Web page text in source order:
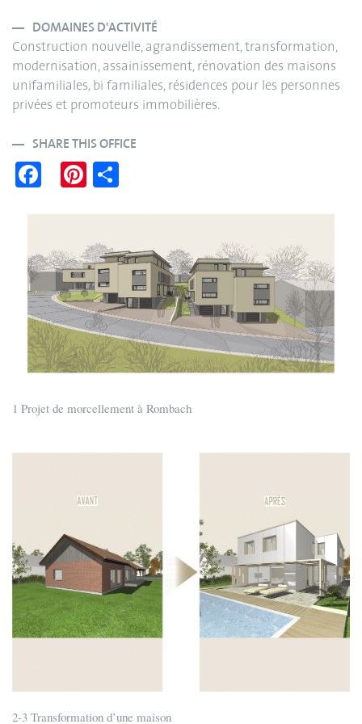
DOMAINES D'ACTIVITÉ
Construction nouvelle, agrandissement, transformation,
modernisation, assainissement, rénovation des maisons
unifamiliales, bi familiales, résidences pour les personnes
privées et promoteurs immobilières.
SHARE THIS OFFICE
Fa
ce
bo
ok
Pi
nt
er
es
t
re
1 Projet de morcellement à Rombach
2-3 Transformation d’une maison